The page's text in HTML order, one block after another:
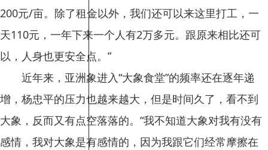
200元/亩。除了租金以外，我们还可以来这里打工，一
天110元，一年下来一个人有2万多元。跟原来相比还可
以，人身也更安全点。”
近年来，亚洲象进入“大象食堂”的频率还在逐年递
增，杨忠平的压力也越来越大，但是时间久了，看不到
大象，反而又有点空落落的。“我不知道大象对我有没有
感情，我对大象是有感情的，因为我跟它们经常摩擦在